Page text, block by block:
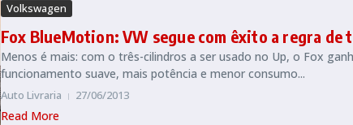
Volkswagen
Fox BlueMotion: VW segue com êxito a regra de
Menos é mais: com o três-cilindros a ser usado no Up, o Fox
funcionamento suave, mais potência e menor consumo...
Auto Livraria 27/06/2013
Read More